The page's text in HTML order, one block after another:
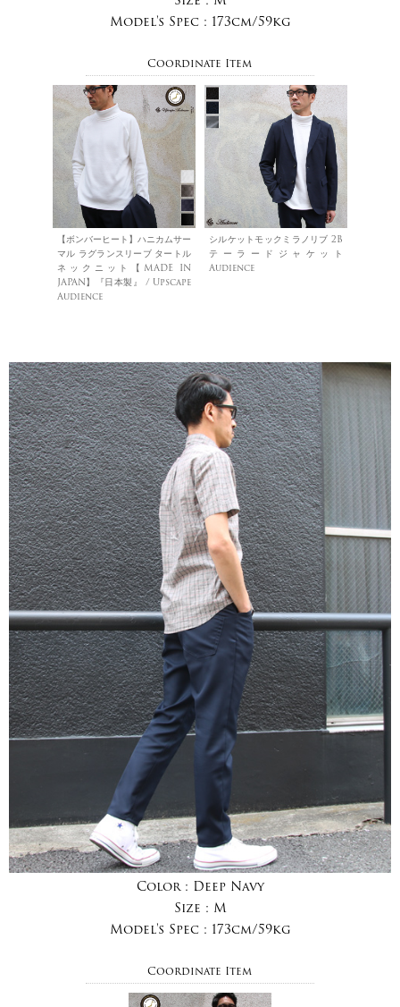
Model's Spec : 173cm/59kg
Coordinate Item
【ボンバーヒート】ハニカムサー
マル ラグランスリーブ タートル
ネックニット【MADE IN
JAPAN】『日本製』 / Upscape
Audience
シルケットモックミラノリブ 2B
テーラードジャケット
Audience
Color : Deep Navy
Size : M
Model's Spec : 173cm/59kg
Coordinate Item